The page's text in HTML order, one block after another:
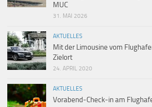
MUC
31. MAI 2026
AKTUELLES
Mit der Limousine vom
Zielort
24. APRIL 2020
AKTUELLES
Vorabend-Check-in am